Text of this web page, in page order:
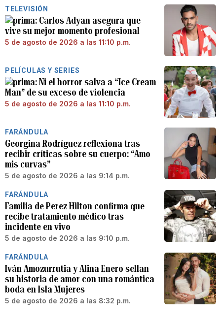
TELEVISIÓN
Carlos Adyan asegura que
vive su mejor momento profesional
5 de agosto de 2026 a las 11:10 p.m.
PELÍCULAS Y SERIES
Ni el horror salva a “Ice Cream
Man” de su exceso de violencia
5 de agosto de 2026 a las 11:10 p.m.
FARÁNDULA
Georgina Rodríguez reflexiona tras
recibir críticas sobre su cuerpo: “Amo
mis curvas”
5 de agosto de 2026 a las 9:14 p.m.
FARÁNDULA
Familia de Perez Hilton confirma que
recibe tratamiento médico tras
incidente en vivo
5 de agosto de 2026 a las 9:10 p.m.
FARÁNDULA
Iván Amozurrutia y Alina Enero sellan
su historia de amor con una romántica
boda en Isla Mujeres
5 de agosto de 2026 a las 8:32 p.m.